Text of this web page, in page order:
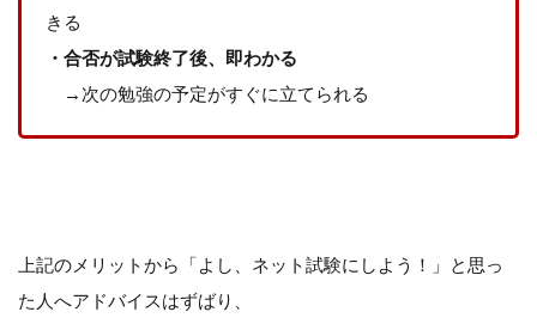
きる
・合否が試験終了後、即わかる
→次の勉強の予定がすぐに立てられる
上記のメリットから「よし、ネット試験にしよう！」と思っ
た人へアドバイスはずばり、